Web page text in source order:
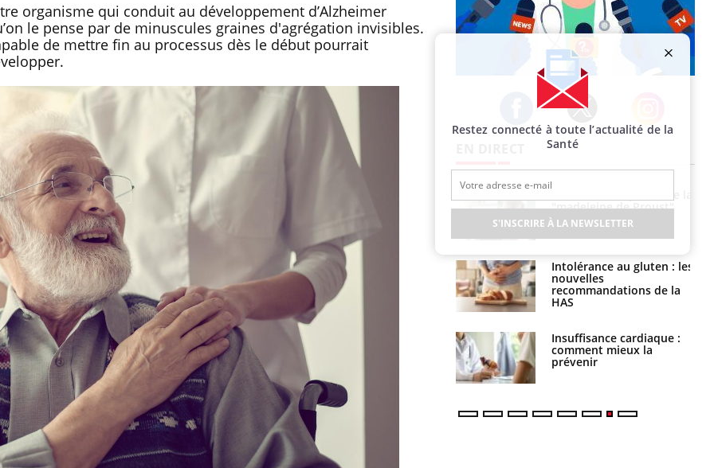
organisme qui conduit au développement d’Alzheimer
le pense par de minuscules graines d'agrégation invisibles.
de mettre fin au processus dès le début pourrait
Facebook Twitter Instagram
Comment gérer le
sommeil des enfants en
vacances ?
Bilan prévention : ce que
les kinés pourront
bientôt faire
TDAH : quel est ce
traitement autorisé aux
États-Unis ?
"madeleine de Proust"
enfin expliqué
Intolérance au gluten : les
nouvelles
recommandations de la
HAS
Insuffisance cardiaque :
comment mieux la
prévenir
d'été : quel impact sur le
sommeil ?
Grossesse : ces polluants
pourraient influencer le
poids des enfants
Autisme : pourquoi le
cerveau reconnaît-il les
visages autrement ?
Restez connecté à toute l’actualité de la
Santé
S'INSCRIRE À LA NEWSLETTER